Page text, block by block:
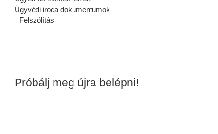
Próbálj meg újra belépni!
Ügyvédi iroda dokumentumok
Felszólítás